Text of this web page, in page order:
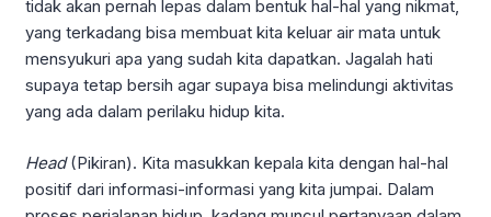
tidak akan pernah lepas dalam bentuk hal-hal yang nikmat,
yang terkadang bisa membuat kita keluar air mata untuk
mensyukuri apa yang sudah kita dapatkan. Jagalah hati
supaya tetap bersih agar supaya bisa melindungi aktivitas
yang ada dalam perilaku hidup kita.
Head(Pikiran). Kita masukkan kepala kita dengan hal-hal
positif dari informasi-informasi yang kita jumpai. Dalam